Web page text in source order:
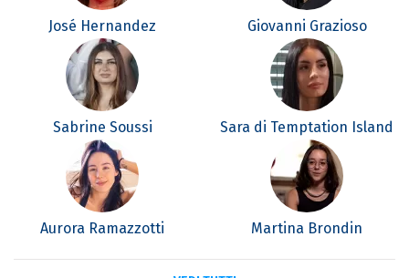
José Hernandez Giovanni Grazioso
Sabrine Soussi Sara di Temptation Island
Aurora Ramazzotti Martina Brondin